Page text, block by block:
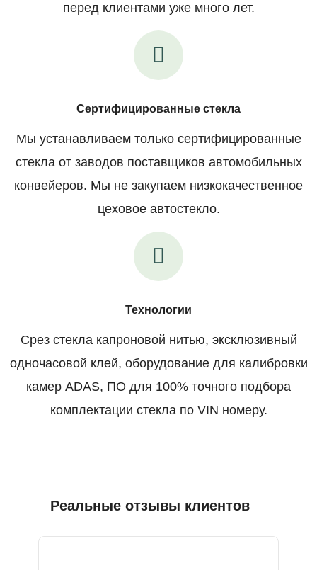
перед клиентами уже много лет.
Сертифицированные стекла
Мы устанавливаем только сертифицированные
стекла от заводов поставщиков автомобильных
конвейеров. Мы не закупаем низкокачественное
цеховое автостекло.
Технологии
Срез стекла капроновой нитью, эксклюзивный
одночасовой клей, оборудование для калибровки
камер ADAS, ПО для 100% точного подбора
комплектации стекла по VIN номеру.
Реальные отзывы клиентов